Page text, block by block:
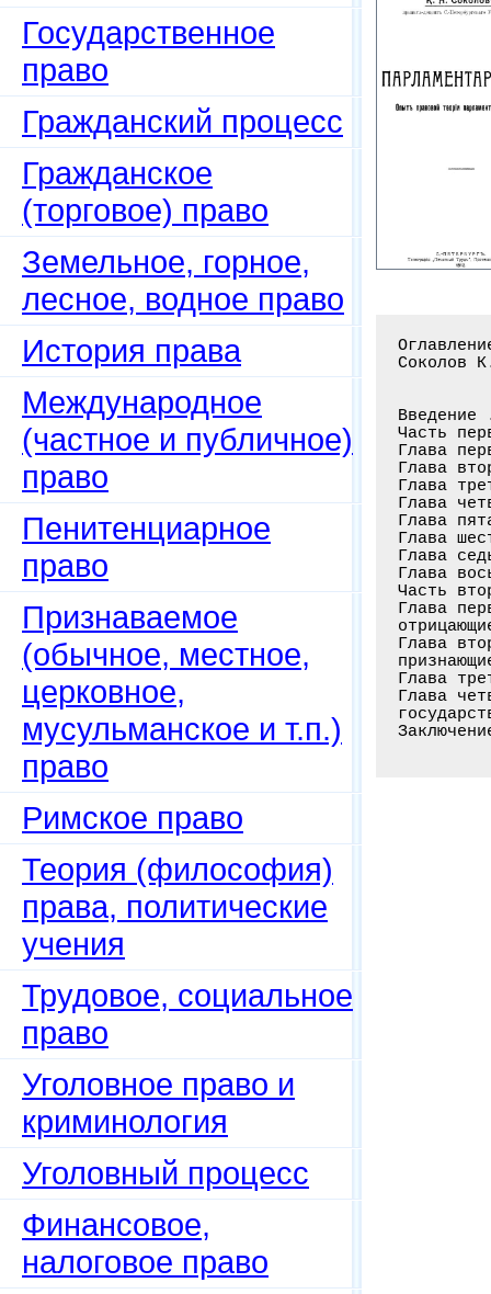
Государственное
право
Гражданский процесс
Гражданское
(торговое) право
Земельное, горное,
лесное, водное право
История права
Международное
(частное и публичное)
право
Пенитенциарное
право
Признаваемое
(обычное, местное,
церковное,
мусульманское и т.п.)
право
Римское право
Теория (философия)
права, политические
учения
Трудовое, социальное
право
Уголовное право и
криминология
Уголовный процесс
Финансовое,
налоговое право
Соколов
Часть
Глава
Глава
Глава
Глава
Глава
Глава
Глава
Глава
Часть
Глава
Глава
Глава
Глава